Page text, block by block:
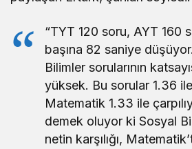
“TYT 120 soru, AYT 160
başına 82 saniye
Bilimler sorularının
yüksek. Bu sorular 1.36 ile
Matematik 1.33 ile
demek oluyor ki Sosyal
netin karşılığı,